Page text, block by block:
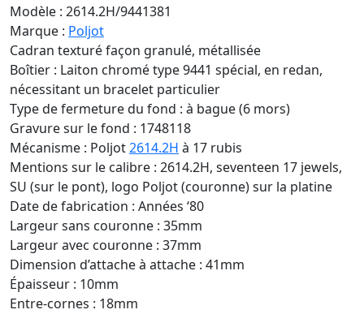
Modèle : 2614.2H/9441381
Marque : Poljot
Cadran texturé façon granulé, métallisée
Boîtier : Laiton chromé type 9441 spécial, en redan,
nécessitant un bracelet particulier
Type de fermeture du fond : à bague (6 mors)
Gravure sur le fond : 1748118
Mécanisme : Poljot2614.2H à 17 rubis
Mentions sur le calibre : 2614.2H, seventeen 17 jewels,
SU (sur le pont), logo Poljot (couronne) sur la platine
Date de fabrication : Années ‘80
Largeur sans couronne : 35mm
Largeur avec couronne : 37mm
Dimension d’attache à attache : 41mm
Épaisseur : 10mm
Entre-cornes : 18mm